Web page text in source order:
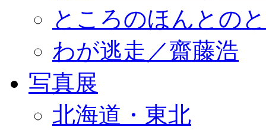
ところのほんとの
わが逃走／齋藤浩
写真展
北海道・東北